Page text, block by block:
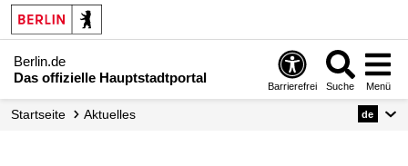
Berlin.de
Das offizielle Hauptstadtportal
Barrierefrei Suche Menü
Startseite Aktuelles de